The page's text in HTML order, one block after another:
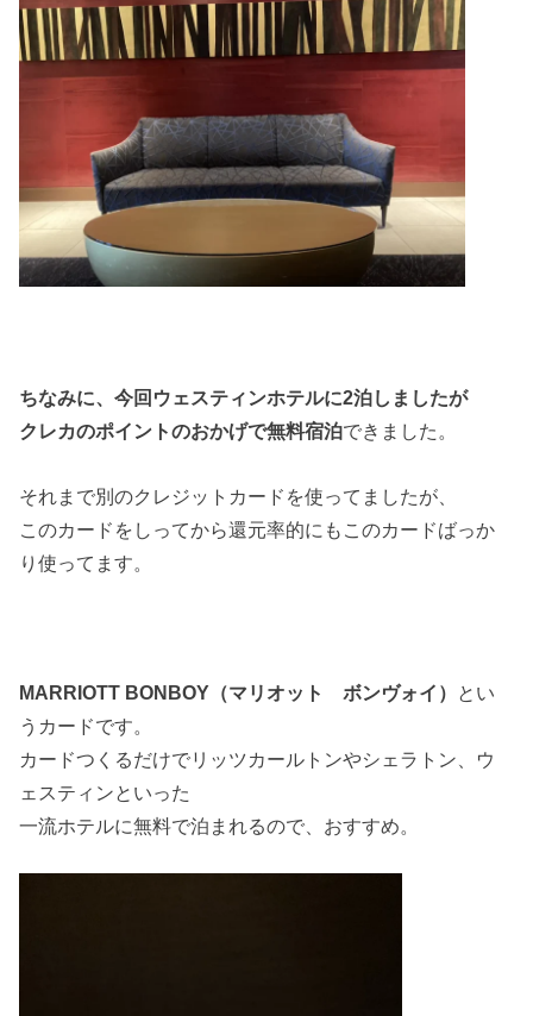
ちなみに、今回ウェスティンホテルに2泊しましたが
クレカのポイントのおかげで無料宿泊できました。
それまで別のクレジットカードを使ってましたが、
このカードをしってから還元率的にもこのカードばっか
り使ってます。
MARRIOTT BONBOY（マリオット ボンヴォイ）
とい
うカードです。
カードつくるだけでリッツカールトンやシェラトン、ウ
ェスティンといった
一流ホテルに無料で泊まれるので、おすすめ。